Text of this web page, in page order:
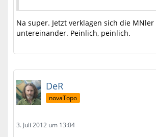
Na super. Jetzt verklagen sich die MNler
untereinander. Peinlich, peinlich.
DeR
novaTopo
3. Juli 2012 um 13:04